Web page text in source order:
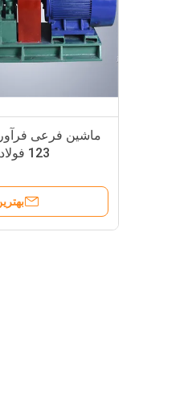
ماشین فرعی
123 فولاد ضد زنگ 380 ولت